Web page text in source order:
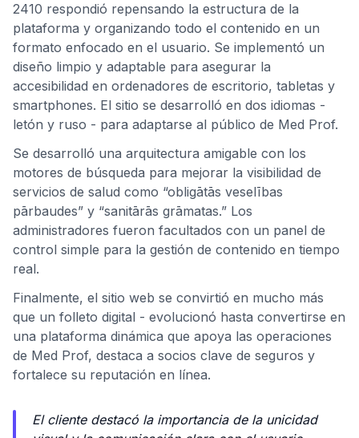
2410 respondió repensando la estructura de la
plataforma y organizando todo el contenido en un
formato enfocado en el usuario. Se implementó un
diseño limpio y adaptable para asegurar la
accesibilidad en ordenadores de escritorio, tabletas y
smartphones. El sitio se desarrolló en dos idiomas -
letón y ruso - para adaptarse al público de Med Prof.
Se desarrolló una arquitectura amigable con los
motores de búsqueda para mejorar la visibilidad de
servicios de salud como “obligātās veselības
pārbaudes” y “sanitārās grāmatas.” Los
administradores fueron facultados con un panel de
control simple para la gestión de contenido en tiempo
real.
Finalmente, el sitio web se convirtió en mucho más
que un folleto digital - evolucionó hasta convertirse en
una plataforma dinámica que apoya las operaciones
de Med Prof, destaca a socios clave de seguros y
fortalece su reputación en línea.
El cliente destacó la importancia de la unicidad